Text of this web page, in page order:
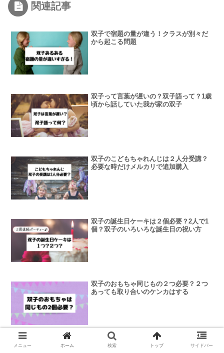
関連記事
双子で宿題の量が違う！クラスが別々だ
から起こる問題
双子って言葉が遅いの？双子語って？1歳
頃から話していた我が家の双子
双子のこどもちゃれんじは２人分受講？
必要な時だけメルカリで追加購入
双子の誕生日ケーキは２個必要？2人で1
個？双子のいろいろな誕生日の祝い方
双子のおもちゃ同じもの２つ必要？２つ
あっても取り合いのケンカはする
双子のおそろいコーデはいつまで？おそ
メニュー ホーム 検索 トップ サイドバー